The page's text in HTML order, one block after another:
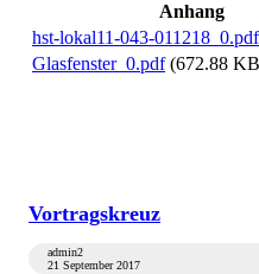
Anhang
hst-lokal11-043-011218_0.pdf
Glasfenster_0.pdf (672.88
Vortragskreuz
admin2
21 September 2017